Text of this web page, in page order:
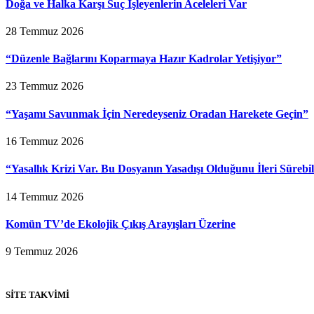
Doğa ve Halka Karşı Suç İşleyenlerin Aceleleri Var
28 Temmuz 2026
“Düzenle Bağlarını Koparmaya Hazır Kadrolar Yetişiyor”
23 Temmuz 2026
“Yaşamı Savunmak İçin Neredeyseniz Oradan Harekete Geçin”
16 Temmuz 2026
“Yasallık Krizi Var. Bu Dosyanın Yasadışı Olduğunu İleri
14 Temmuz 2026
Komün TV’de Ekolojik Çıkış Arayışları Üzerine
9 Temmuz 2026
SİTE TAKVİMİ